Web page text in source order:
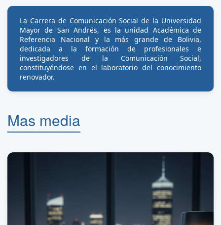
La Carrera de Comunicación Social de la Universidad
Mayor de San Andrés, es la unidad Académica de
Referencia Nacional y la más grande de Bolivia,
dedicada a la formación de profesionales e
investigadores de la Comunicación Social,
constituyéndose en el laboratorio del conocimiento
renovador.
Mas media